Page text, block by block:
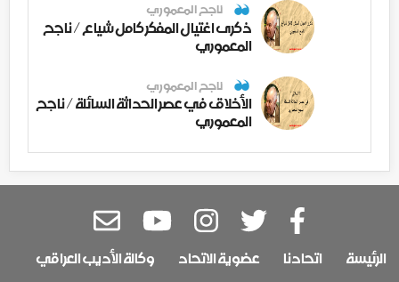
ناجح المعموري
ذكرى اغتيال المفكر كامل شياع / ناجح
المعموري
ناجح المعموري
الأخلاق في عصر الحداثة السائلة / ناجح
المعموري
الرئيسة اتحادنا عضوية الاتحاد
وكالة الأديب العراقي